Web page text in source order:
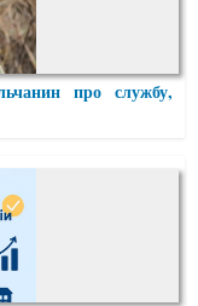
про службу,